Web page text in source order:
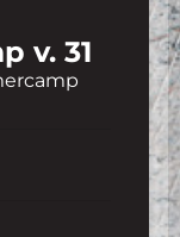
v. 31